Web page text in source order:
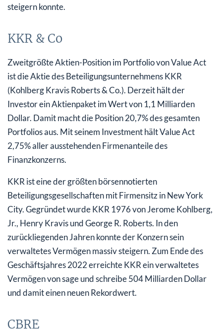
steigern konnte.
KKR & Co
Zweitgrößte Aktien-Position im Portfolio von Value Act
ist die Aktie des Beteiligungsunternehmens KKR
(Kohlberg Kravis Roberts & Co.). Derzeit hält der
Investor ein Aktienpaket im Wert von 1,1 Milliarden
Dollar. Damit macht die Position 20,7% des gesamten
Portfolios aus. Mit seinem Investment hält Value Act
2,75% aller ausstehenden Firmenanteile des
Finanzkonzerns.
KKR ist eine der größten börsennotierten
Beteiligungsgesellschaften mit Firmensitz in New York
City. Gegründet wurde KKR 1976 von Jerome Kohlberg,
Jr., Henry Kravis und George R. Roberts. In den
zurückliegenden Jahren konnte der Konzern sein
verwaltetes Vermögen massiv steigern. Zum Ende des
Geschäftsjahres 2022 erreichte KKR ein verwaltetes
Vermögen von sage und schreibe 504 Milliarden Dollar
und damit einen neuen Rekordwert.
CBRE